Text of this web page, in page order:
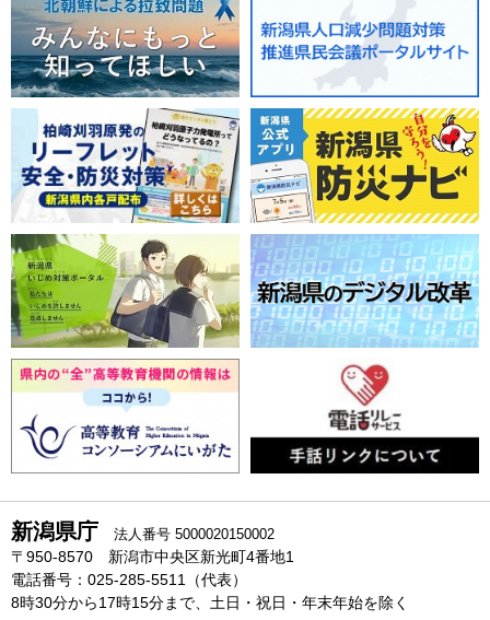
新潟県庁 法人番号 5000020150002
〒950-8570 新潟市中央区新光町4番地1
電話番号：025-285-5511（代表）
8時30分から17時15分まで、土日・祝日・年末年始を除く